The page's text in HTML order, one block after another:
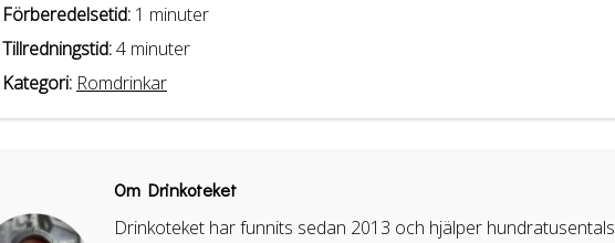
Förberedelsetid: 1 minuter
Tillredningstid:4 minuter
Kategori: Romdrinkar
Om Drinkoteket
Drinkoteket har funnits sedan 2013 och hjälper hundratusentals